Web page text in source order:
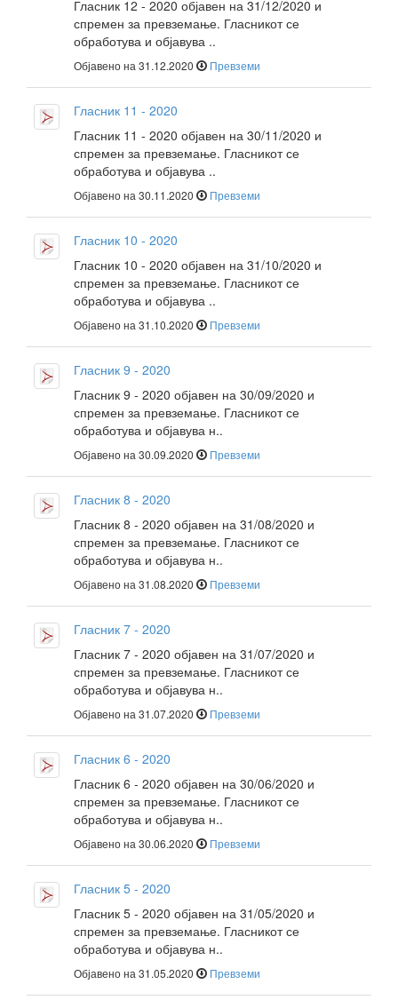
Гласник 12 - 2020 објавен на 31/12/2020 и
спремен за превземање. Гласникот се
обработува и објавува ..
Објавено на 31.12.2020 Превземи
Гласник 11 - 2020
Гласник 11 - 2020 објавен на 30/11/2020 и
спремен за превземање. Гласникот се
обработува и објавува ..
Објавено на 30.11.2020 Превземи
Гласник 10 - 2020
Гласник 10 - 2020 објавен на 31/10/2020 и
спремен за превземање. Гласникот се
обработува и објавува ..
Објавено на 31.10.2020 Превземи
Гласник 9 - 2020
Гласник 9 - 2020 објавен на 30/09/2020 и
спремен за превземање. Гласникот се
обработува и објавува н..
Објавено на 30.09.2020 Превземи
Гласник 8 - 2020
Гласник 8 - 2020 објавен на 31/08/2020 и
спремен за превземање. Гласникот се
обработува и објавува н..
Објавено на 31.08.2020 Превземи
Гласник 7 - 2020
Гласник 7 - 2020 објавен на 31/07/2020 и
спремен за превземање. Гласникот се
обработува и објавува н..
Објавено на 31.07.2020 Превземи
Гласник 6 - 2020
Гласник 6 - 2020 објавен на 30/06/2020 и
спремен за превземање. Гласникот се
обработува и објавува н..
Објавено на 30.06.2020 Превземи
Гласник 5 - 2020
Гласник 5 - 2020 објавен на 31/05/2020 и
спремен за превземање. Гласникот се
обработува и објавува н..
Објавено на 31.05.2020 Превземи